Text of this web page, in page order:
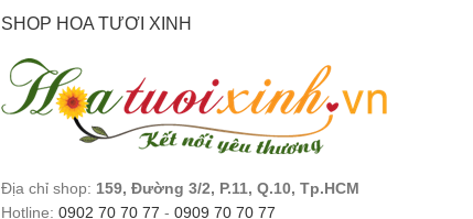
SHOP HOA TƯƠI XINH
Địa chỉ shop: 159, Đường 3/2, P.11, Q.10, Tp.HCM
Hotline: 0902 70 70 77 - 0909 70 70 77